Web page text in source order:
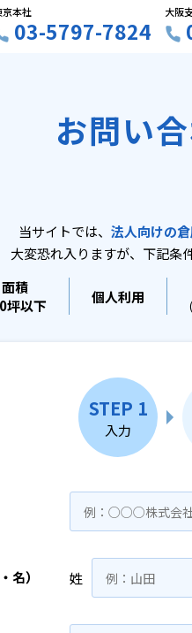
京本社
03-5797-7824
大阪
お問い
当サイトでは、 法人向けの
大変恐れ入りますが、下記条
面積
坪以下
個人利用
STEP 1
入力
名） 姓